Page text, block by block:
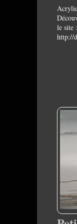
le site :
http://